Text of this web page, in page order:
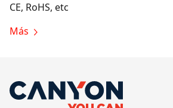
CE, RoHS, etc
Más